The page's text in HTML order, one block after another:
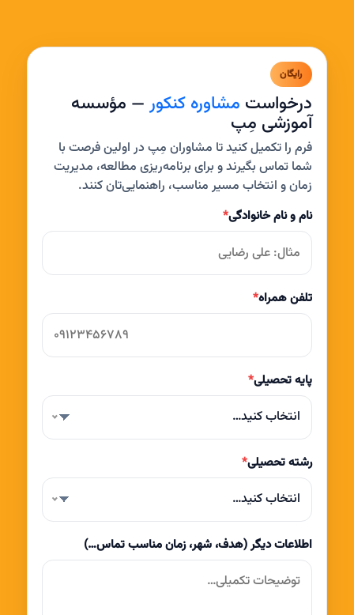
رایگان
درخواست مشاوره کنکور— مؤسسه
آموزشی مِپ
فرم را تکمیل کنید تا مشاوران مِپ در اولین فرصت با
شما تماس بگیرند و برای برنامه‌ریزی مطالعه، مدیریت
زمان و انتخاب مسیر مناسب، راهنمایی‌تان کنند.
نام و نام خانوادگی*
تلفن همراه*
پایه تحصیلی*
انتخاب کنید…
رشته تحصیلی*
انتخاب کنید…
اطلاعات دیگر (هدف، شهر، زمان مناسب تماس…)